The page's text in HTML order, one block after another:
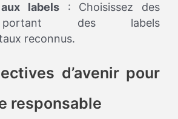
labels : Choisissez des
des labels
reconnus.
d’avenir pour
responsable